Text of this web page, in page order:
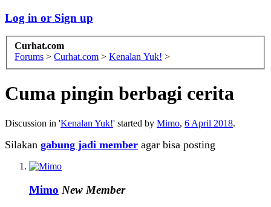
Log in or Sign up
Curhat.com
Forums > Curhat.com > Kenalan Yuk! >
Cuma pingin berbagi cerita
Discussion in 'Kenalan Yuk!' started by Mimo, 6 April 2018.
Silakan gabung jadi member agar bisa posting
Mimo New Member